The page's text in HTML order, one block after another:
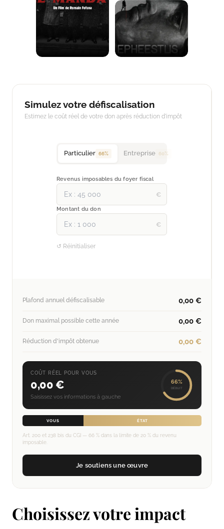
Simulez votre défiscalisation
Estimez le coût réel de votre don après réduction d'impôt
Particulier 66% Entreprise 60%
Revenus imposables du foyer fiscal
€
Montant du don
€
↺ Réinitialiser
Plafond annuel défiscalisable 0,00 €
Don maximal possible cette année 0,00 €
Réduction d'impôt obtenue 0,00 €
COÛT RÉEL POUR VOUS
0,00 €
Saisissez vos informations à gauche
66%
DÉDUIT
VOUS ÉTAT
Art. 200 et 238 bis du CGI — 66 % dans la limite de 20 % du revenu
imposable.
Je soutiens une œuvre
Choisissez votre impact